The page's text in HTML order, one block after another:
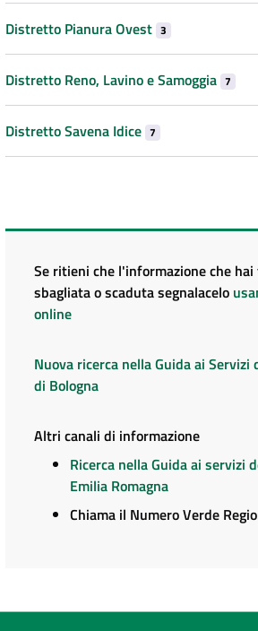
Distretto Pianura Ovest 3
Distretto Reno, Lavino e Samoggia 7
Distretto Savena Idice 7
Se ritieni che l'informazione che
sbagliata o scaduta segnalacelo
online
Nuova ricerca nella Guida ai Servizi
di Bologna
Altri canali di informazione
Ricerca nella Guida ai servizi
Emilia Romagna
Chiama il Numero Verde